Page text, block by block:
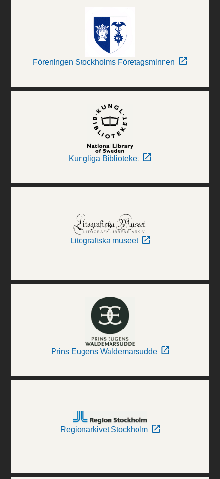
Föreningen Stockholms Företagsminnen
Kungliga Biblioteket
Litografiska museet
Prins Eugens Waldemarsudde
Regionarkivet Stockholm